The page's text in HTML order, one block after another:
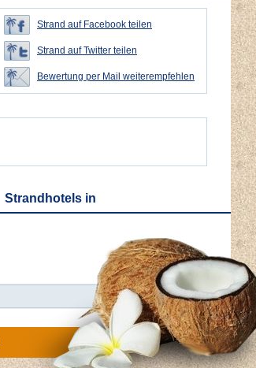
Strand auf Facebook teilen
Strand auf Twitter teilen
Bewertung per Mail weiterempfehlen
Strandhotels in